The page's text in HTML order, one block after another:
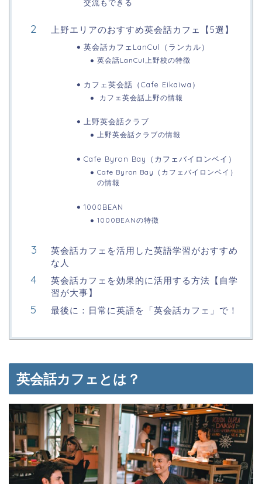
交流もできる
上野エリアのおすすめ英会話カフェ【5選】
英会話カフェLanCul（ランカル）
英会話LanCul上野校の特徴
カフェ英会話（Cafe Eikaiwa）
カフェ英会話上野の情報
上野英会話クラブ
上野英会話クラブの情報
Cafe Byron Bay（カフェバイロンベイ）
Cafe Byron Bay（カフェバイロンベイ）
の情報
1000BEAN
1000BEANの特徴
英会話カフェを活用した英語学習がおすすめ
な人
英会話カフェを効果的に活用する方法【自学
習が大事】
最後に：日常に英語を「英会話カフェ」で！
英会話カフェとは？